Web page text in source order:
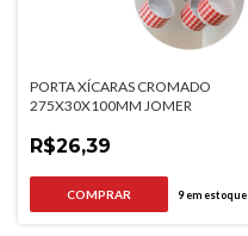
PORTA XÍCARAS CROMADO
275X30X100MM JOMER
R$26,39
9em estoque